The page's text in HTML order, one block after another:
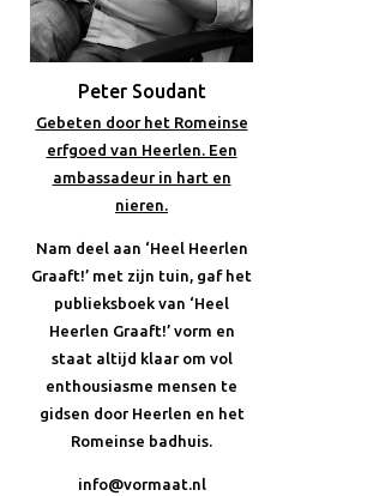
Peter Soudant
Gebeten door het Romeinse
erfgoed van Heerlen. Een
ambassadeur in hart en
nieren.
Nam deel aan ‘Heel Heerlen
Graaft!’ met zijn tuin, gaf het
publieksboek van ‘Heel
Heerlen Graaft!’ vorm en
staat altijd klaar om vol
enthousiasme mensen te
gidsen door Heerlen en het
Romeinse badhuis.
info@vormaat.nl